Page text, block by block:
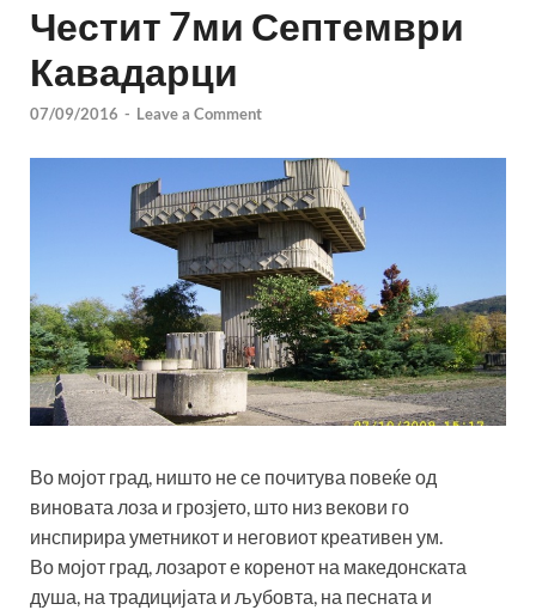
Честит 7ми Септември
Кавадарци
07/09/2016 - Leave a Comment
Во мојот град, ништо не се почитува повеќе од
виновата лоза и грозјето, што низ векови го
инспирира уметникот и неговиот креативен ум.
Во мојот град, лозарот е коренот на македонската
душа, на традицијата и љубовта, на песната и